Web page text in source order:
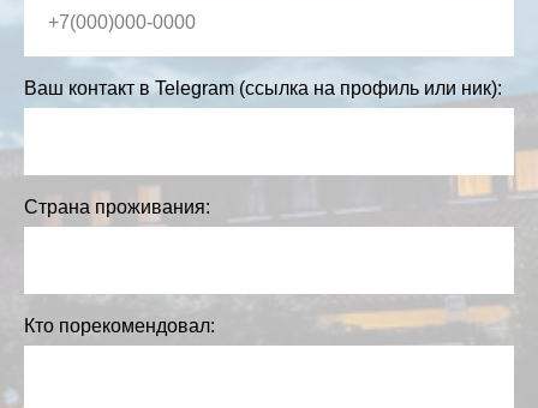
Ваш контакт в Telegram (ссылка на профиль или ник):
Страна проживания:
Кто порекомендовал: